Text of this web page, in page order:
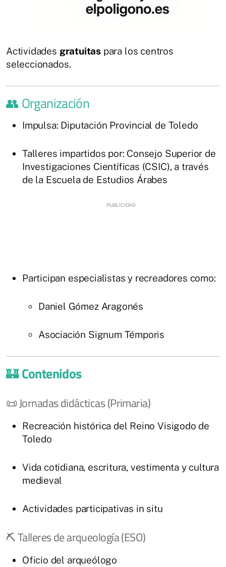
Actividades gratuitas para los centros
seleccionados.
👥 Organización
Impulsa: Diputación Provincial de Toledo
Talleres impartidos por: Consejo Superior de
Investigaciones Científicas (CSIC), a través
de la Escuela de Estudios Árabes
Participan especialistas y recreadores como:
Daniel Gómez Aragonés
Asociación Signum Témporis
🏰Contenidos
📜 Jornadas didácticas (Primaria)
Recreación histórica del Reino Visigodo de
Toledo
Vida cotidiana, escritura, vestimenta y cultura
medieval
Actividades participativas in situ
⛏ Talleres de arqueología (ESO)
Oficio del arqueólogo